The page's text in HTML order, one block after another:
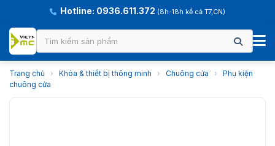
Hotline: 0936.611.372 (8h-18h kể cả T7,CN)
Trang chủ › Khóa & thiết bị thông minh › Chuông cửa ›
Phụ kiện
chuông cửa